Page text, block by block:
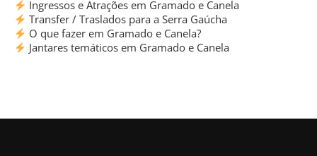
Ingressos e Atrações em Gramado e Canela
Transfer / Traslados para a Serra Gaúcha
O que fazer em Gramado e Canela?
Jantares temáticos em Gramado e Canela